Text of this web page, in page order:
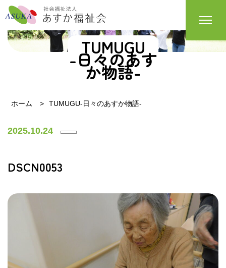
TUMUGU
-日々のあす
か物語-
ホーム TUMUGU-日々のあすか物語-
2025.10.24
DSCN0053